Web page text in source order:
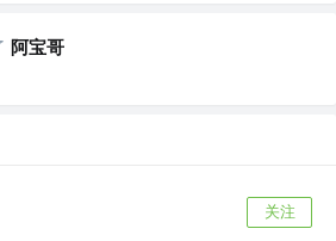
阿宝哥
关注